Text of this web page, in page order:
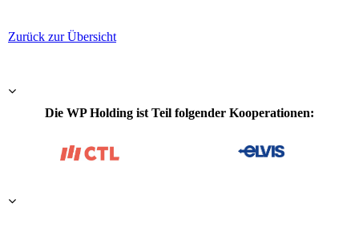
Zurück zur Übersicht
Die WP Holding ist Teil folgender Kooperationen: